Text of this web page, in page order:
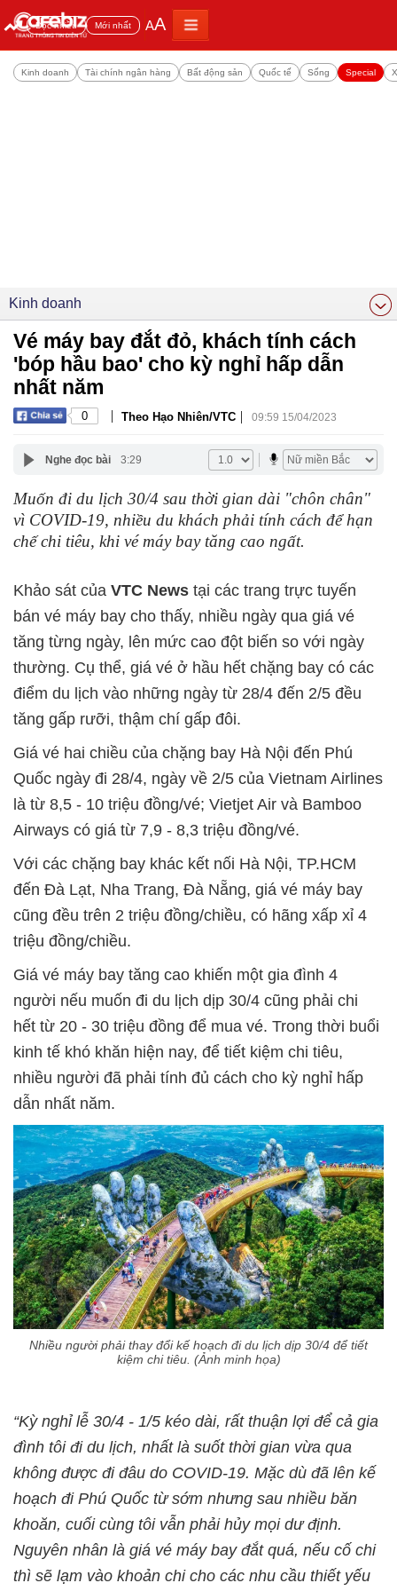
Đọc nhiều Mới nhất AA
Kinh doanh Tài chính ngân hàng Bất động sản Quốc tế Sống Special
Kinh doanh
Vé máy bay đắt đỏ, khách tính cách
'bóp hầu bao' cho kỳ nghỉ hấp dẫn
nhất năm
0 | Theo Hạo Nhiên/VTC | 09:59 15/04/2023
Nghe đọc bài 3:29
Muốn đi du lịch 30/4 sau thời gian dài "chôn chân"
vì COVID-19, nhiều du khách phải tính cách để hạn
chế chi tiêu, khi vé máy bay tăng cao ngất.
Khảo sát của VTC News tại các trang trực tuyến
bán vé máy bay cho thấy, nhiều ngày qua giá vé
tăng từng ngày, lên mức cao đột biến so với ngày
thường. Cụ thể, giá vé ở hầu hết chặng bay có các
điểm du lịch vào những ngày từ 28/4 đến 2/5 đều
tăng gấp rưỡi, thậm chí gấp đôi.
Giá vé hai chiều của chặng bay Hà Nội đến Phú
Quốc ngày đi 28/4, ngày về 2/5 của Vietnam Airlines
là từ 8,5 - 10 triệu đồng/vé; Vietjet Air và Bamboo
Airways có giá từ 7,9 - 8,3 triệu đồng/vé.
Với các chặng bay khác kết nối Hà Nội, TP.HCM
đến Đà Lạt, Nha Trang, Đà Nẵng, giá vé máy bay
cũng đều trên 2 triệu đồng/chiều, có hãng xấp xỉ 4
triệu đồng/chiều.
Giá vé máy bay tăng cao khiến một gia đình 4
người nếu muốn đi du lịch dịp 30/4 cũng phải chi
hết từ 20 - 30 triệu đồng để mua vé. Trong thời buổi
kinh tế khó khăn hiện nay, để tiết kiệm chi tiêu,
nhiều người đã phải tính đủ cách cho kỳ nghỉ hấp
dẫn nhất năm.
Nhiều người phải thay đổi kế hoạch đi du lịch dịp 30/4 để tiết
kiệm chi tiêu. (Ảnh minh họa)
“Kỳ nghỉ lễ 30/4 - 1/5 kéo dài, rất thuận lợi để cả gia
đình tôi đi du lịch, nhất là suốt thời gian vừa qua
không được đi đâu do COVID-19. Mặc dù đã lên kế
hoạch đi Phú Quốc từ sớm nhưng sau nhiều băn
khoăn, cuối cùng tôi vẫn phải hủy mọi dư định.
Nguyên nhân là giá vé máy bay đắt quá, nếu cố chi
thì sẽ lạm vào khoản chi cho các nhu cầu thiết yếu